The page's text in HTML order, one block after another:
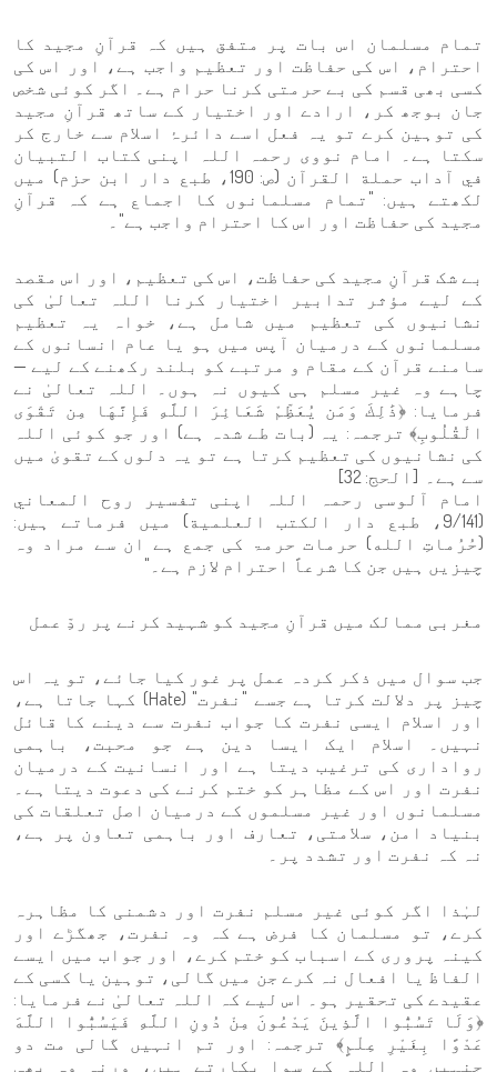
تمام مسلمان اس بات پر متفق ہیں کہ قرآنِ مجید کا
احترام، اس کی حفاظت اور تعظیم واجب ہے، اور اس کی
کسی بھی قسم کی بے حرمتی کرنا حرام ہے۔ اگر کوئی شخص
جان بوجھ کر، ارادے اور اختیار کے ساتھ قرآنِ مجید
کی توہین کرے تو یہ فعل اسے دائرۂ اسلام سے خارج کر
سکتا ہے۔ امام نووی رحمہ اللہ اپنی کتاب التبيان
في آداب حملة القرآن (ص: 190، طبع دار ابن حزم) میں
لکھتے ہیں: "تمام مسلمانوں کا اجماع ہے کہ قرآنِ
مجید کی حفاظت اور اس کا احترام واجب ہے"۔
بے شک قرآنِ مجید کی حفاظت، اس کی تعظیم، اور اس مقصد
کے لیے مؤثر تدابیر اختیار کرنا اللہ تعالیٰ کی
نشانیوں کی تعظیم میں شامل ہے، خواہ یہ تعظیم
مسلمانوں کے درمیان آپس میں ہو یا عام انسانوں کے
سامنے قرآن کے مقام و مرتبے کو بلند رکھنے کے لیے —
چاہے وہ غیر مسلم ہی کیوں نہ ہوں۔ اللہ تعالیٰ نے
فرمایا: ﴿ذَٰلِكَ وَمَن يُعَظِّمْ شَعَائِرَ اللَّهِ فَإِنَّهَا مِن تَقْوَى
الْقُلُوبِ﴾ ترجمہ: یہ (بات طے شدہ ہے) اور جو کوئی اللہ
کی نشانیوں کی تعظیم کرتا ہے تو یہ دلوں کے تقویٰ میں
سے ہے۔ [الحج: 32]
امام آلوسی رحمہ اللہ اپنی تفسیر روح المعاني
(9/141، طبع دار الكتب العلمية) میں فرماتے ہیں:
(حُرُماتِ الله) حرمات حرمۃ کی جمع ہے ان سے مراد وہ
چیزیں ہیں جن کا شرعاً احترام لازم ہے۔"
مغربی ممالک میں قرآنِ مجید کو شہید کرنے پر ردِّ عمل
جب سوال میں ذکر کردہ عمل پر غور کیا جائے، تو یہ اس
چیز پر دلالت کرتا ہے جسے "نفرت" (Hate) کہا جاتا ہے،
اور اسلام ایسی نفرت کا جواب نفرت سے دینے کا قائل
نہیں۔ اسلام ایک ایسا دین ہے جو محبت، باہمی
رواداری کی ترغیب دیتا ہے اور انسانیت کے درمیان
نفرت اور اس کے مظاہر کو ختم کرنے کی دعوت دیتا ہے۔
مسلمانوں اور غیر مسلموں کے درمیان اصل تعلقات کی
بنیاد امن، سلامتی، تعارف اور باہمی تعاون پر ہے،
نہ کہ نفرت اور تشدد پر۔
لہٰذا اگر کوئی غیر مسلم نفرت اور دشمنی کا مظاہرہ
کرے، تو مسلمان کا فرض ہے کہ وہ نفرت، جھگڑے اور
کینہ پروری کے اسباب کو ختم کرے، اور جواب میں ایسے
الفاظ یا افعال نہ کرے جن میں گالی، توہین یا کسی کے
عقیدے کی تحقیر ہو۔ اس لیے کہ اللہ تعالیٰ نے فرمایا:
﴿وَلَا تَسُبُّوا الَّذِينَ يَدْعُونَ مِنْ دُونِ اللَّهِ فَيَسُبُّوا اللَّهَ
عَدْوًا بِغَيْرِ عِلْمٍ﴾ ترجمہ: اور تم انہیں گالی مت دو
جنہیں وہ اللہ کے سوا پکارتے ہیں، ورنہ وہ بھی